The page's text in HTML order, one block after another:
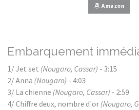
Amazon
Embarquement
1/ Jet set (Nougaro, Cassar) - 3:15
2/ Anna (Nougaro) - 4:03
3/ La chienne (Nougaro, Cassar) - 2:59
4/ Chiffre deux, nombre d'or (Nougaro,